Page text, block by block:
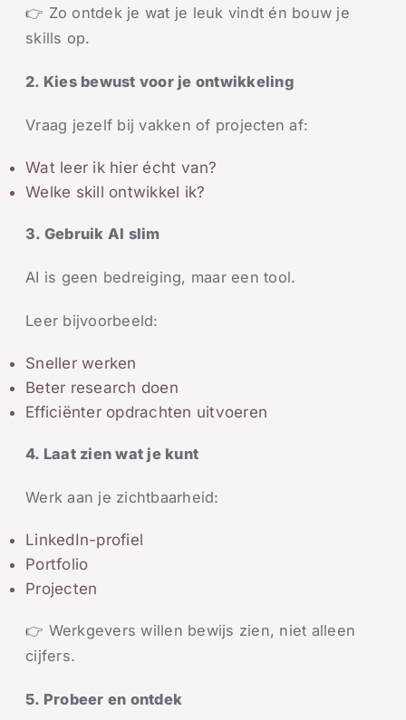
👉 Zo ontdek je wat je leuk vindt én bouw je
skills op.
2. Kies bewust voor je ontwikkeling
Vraag jezelf bij vakken of projecten af:
Wat leer ik hier écht van?
Welke skill ontwikkel ik?
3. Gebruik AI slim
AI is geen bedreiging, maar een tool.
Leer bijvoorbeeld:
Sneller werken
Beter research doen
Efficiënter opdrachten uitvoeren
4. Laat zien wat je kunt
Werk aan je zichtbaarheid:
LinkedIn-profiel
Portfolio
Projecten
👉 Werkgevers willen bewijs zien, niet alleen
cijfers.
5. Probeer en ontdek